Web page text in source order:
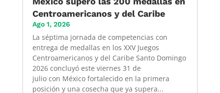
Centroamericanos y del Caribe
Ago 1, 2026
La séptima jornada de competencias con
entrega de medallas en los XXV Juegos
Centroamericanos y del Caribe Santo Domingo
2026 concluyó este viernes 31 de
julio con México fortalecido en la primera
posición y una cosecha que ya supera...